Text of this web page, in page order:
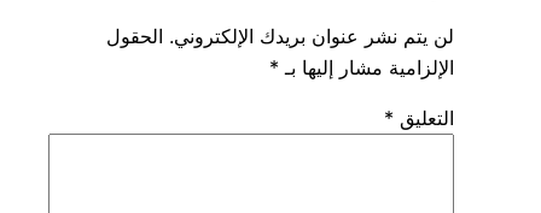
لن يتم نشر عنوان بريدك الإلكتروني. الحقول
الإلزامية مشار إليها بـ*
التعليق*